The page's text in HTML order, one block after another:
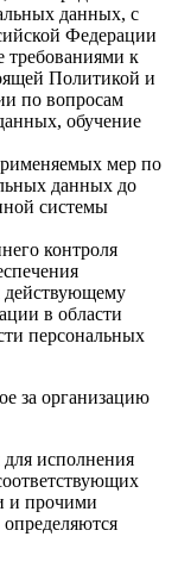
данных, с
Федерации
требованиями к
Политикой и
по вопросам
обучение
мер по
данных до
системы
контроля
действующему
в области
персональных
за организацию
исполнения
и прочими